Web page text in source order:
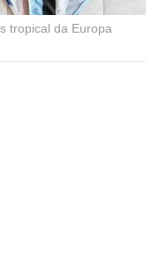
tropical da Europa